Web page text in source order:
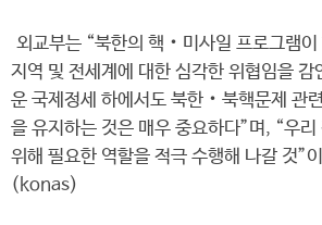
외교부는 “북한의 핵‧미사일 프로그램이
지역 및 전세계에 대한 심각한 위협임을 감
운 국제정세 하에서도 북한‧북핵문제 관
을 유지하는 것은 매우 중요하다”며, “우
위해 필요한 역할을 적극 수행해 나갈 것”
(konas)